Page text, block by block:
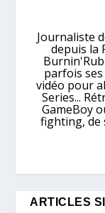
Journaliste
depuis la
parfois
vidéo pour
Series...
GameBoy
fighting, de
ARTICLES